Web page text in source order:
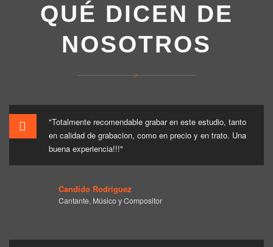
QUÉ DICEN DE
NOSOTROS
"Totalmente recomendable grabar en este estudio, tanto
en calidad de grabacion, como en precio y en trato. Una
buena experiencia!!!"
Candido Rodriguez
Cantante, Músico y Compositor